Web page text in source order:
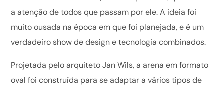
a atenção de todos que passam por ele. A ideia foi
muito ousada na época em que foi planejada, e é um
verdadeiro show de design e tecnologia combinados.
Projetada pelo arquiteto Jan Wils, a arena em formato
oval foi construída para se adaptar a vários tipos de